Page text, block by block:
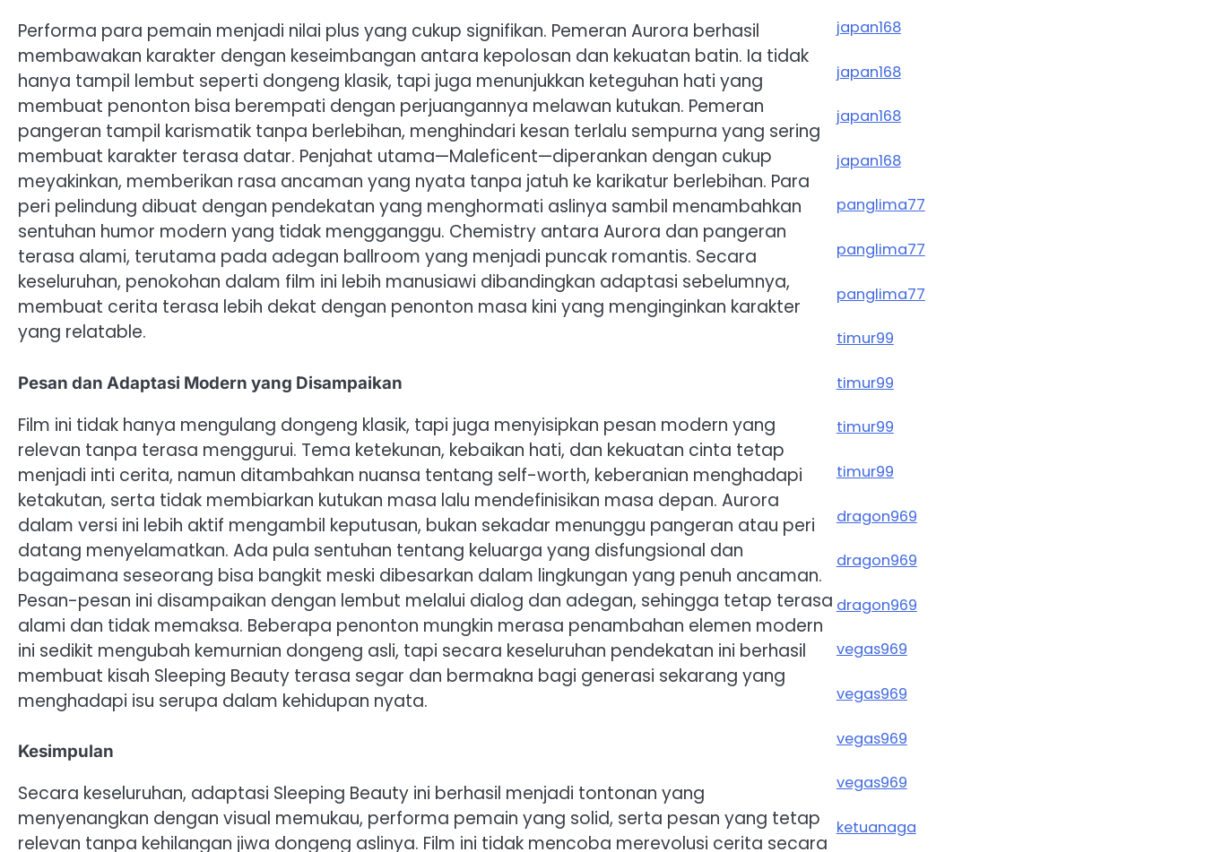
Performa para pemain menjadi nilai plus yang cukup signifikan. Pemeran Aurora berhasil
membawakan karakter dengan keseimbangan antara kepolosan dan kekuatan batin. Ia tidak
hanya tampil lembut seperti dongeng klasik, tapi juga menunjukkan keteguhan hati yang
membuat penonton bisa berempati dengan perjuangannya melawan kutukan. Pemeran
pangeran tampil karismatik tanpa berlebihan, menghindari kesan terlalu sempurna yang sering
membuat karakter terasa datar. Penjahat utama—Maleficent—diperankan dengan cukup
meyakinkan, memberikan rasa ancaman yang nyata tanpa jatuh ke karikatur berlebihan. Para
peri pelindung dibuat dengan pendekatan yang menghormati aslinya sambil menambahkan
sentuhan humor modern yang tidak mengganggu. Chemistry antara Aurora dan pangeran
terasa alami, terutama pada adegan ballroom yang menjadi puncak romantis. Secara
keseluruhan, penokohan dalam film ini lebih manusiawi dibandingkan adaptasi sebelumnya,
membuat cerita terasa lebih dekat dengan penonton masa kini yang menginginkan karakter
yang relatable.
Pesan dan Adaptasi Modern yang Disampaikan
Film ini tidak hanya mengulang dongeng klasik, tapi juga menyisipkan pesan modern yang
relevan tanpa terasa menggurui. Tema ketekunan, kebaikan hati, dan kekuatan cinta tetap
menjadi inti cerita, namun ditambahkan nuansa tentang self-worth, keberanian menghadapi
ketakutan, serta tidak membiarkan kutukan masa lalu mendefinisikan masa depan. Aurora
dalam versi ini lebih aktif mengambil keputusan, bukan sekadar menunggu pangeran atau peri
datang menyelamatkan. Ada pula sentuhan tentang keluarga yang disfungsional dan
bagaimana seseorang bisa bangkit meski dibesarkan dalam lingkungan yang penuh ancaman.
Pesan-pesan ini disampaikan dengan lembut melalui dialog dan adegan, sehingga tetap terasa
alami dan tidak memaksa. Beberapa penonton mungkin merasa penambahan elemen modern
ini sedikit mengubah kemurnian dongeng asli, tapi secara keseluruhan pendekatan ini berhasil
membuat kisah Sleeping Beauty terasa segar dan bermakna bagi generasi sekarang yang
menghadapi isu serupa dalam kehidupan nyata.
Kesimpulan
Secara keseluruhan, adaptasi Sleeping Beauty ini berhasil menjadi tontonan yang
menyenangkan dengan visual memukau, performa pemain yang solid, serta pesan yang tetap
relevan tanpa kehilangan jiwa dongeng aslinya. Film ini tidak mencoba merevolusi cerita secara
japan168
japan168
japan168
japan168
panglima77
panglima77
panglima77
timur99
timur99
timur99
timur99
dragon969
dragon969
dragon969
vegas969
vegas969
vegas969
vegas969
ketuanaga